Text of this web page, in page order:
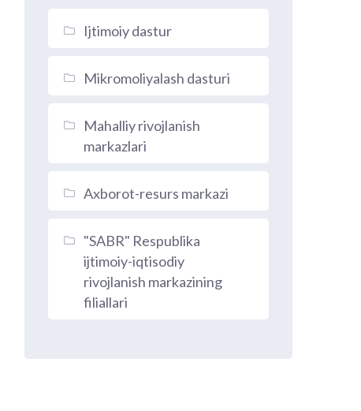
Ijtimoiy dastur
Mikromoliyalash dasturi
Mahalliy rivojlanish
markazlari
Axborot-resurs markazi
"SABR" Respublika
ijtimoiy-iqtisodiy
rivojlanish markazining
filiallari